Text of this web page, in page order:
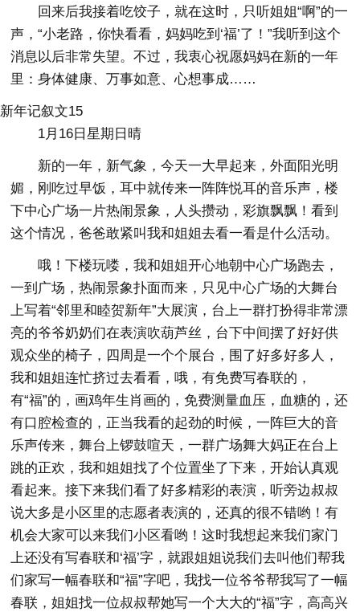
回来后我接着吃饺子，就在这时，只听姐姐“啊”的一
声，“小老路，你快看看，妈妈吃到‘福’了！”我听到这个
消息以后非常失望。不过，我衷心祝愿妈妈在新的一年
里：身体健康、万事如意、心想事成……
新年记叙文15
1月16日星期日晴
新的一年，新气象，今天一大早起来，外面阳光明
媚，刚吃过早饭，耳中就传来一阵阵悦耳的音乐声，楼
下中心广场一片热闹景象，人头攒动，彩旗飘飘！看到
这个情况，爸爸敢紧叫我和姐姐去看一看是什么活动。
哦！下楼玩喽，我和姐姐开心地朝中心广场跑去，
一到广场，热闹景象扑面而来，只见中心广场的大舞台
上写着“邻里和睦贺新年”大展演，台上一群打扮得非常漂
亮的爷爷奶奶们在表演吹葫芦丝，台下中间摆了好好供
观众坐的椅子，四周是一个个展台，围了好多好多人，
我和姐姐连忙挤过去看看，哦，有免费写春联的，
有“福”的，画鸡年生肖画的，免费测量血压，血糖的，还
有口腔检查的，正当我看的起劲的时候，一阵巨大的音
乐声传来，舞台上锣鼓喧天，一群广场舞大妈正在台上
跳的正欢，我和姐姐找了个位置坐了下来，开始认真观
看起来。接下来我们看了好多精彩的表演，听旁边叔叔
说大多是小区里的志愿者表演的，还真的很不错哟！有
机会大家可以来我们小区看哟！这时我想起来我们家门
上还没有写春联和‘福’字，就跟姐姐说我们去叫他们帮我
们家写一幅春联和“福”字吧，我找一位爷爷帮我写了一幅
春联，姐姐找一位叔叔帮她写一个大大的“福”字，高高兴